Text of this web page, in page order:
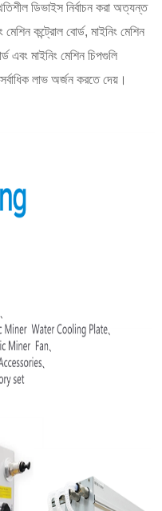
ডিভাইস নির্বাচন করা অত্যন্ত
মেশিন কন্ট্রোল বোর্ড, মাইনিং মেশিন
এবং মাইনিং মেশিন চিপগুলি
লাভ অর্জন করতে দেয়।